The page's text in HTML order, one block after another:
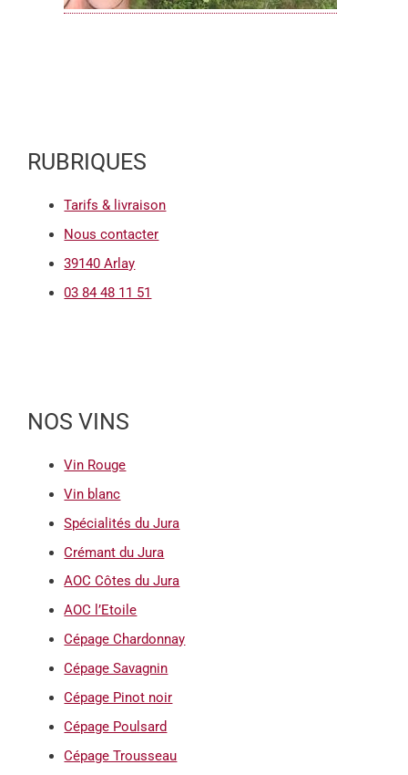
RUBRIQUES
Tarifs & livraison
Nous contacter
39140 Arlay
03 84 48 11 51
NOS VINS
Vin Rouge
Vin blanc
Spécialités du Jura
Crémant du Jura
AOC Côtes du Jura
AOC l’Etoile
Cépage Chardonnay
Cépage Savagnin
Cépage Pinot noir
Cépage Poulsard
Cépage Trousseau